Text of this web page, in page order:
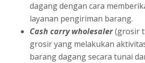
dagang dengan cara
layanan pengiriman barang.
Cash carry wholesaler(grosir
grosir yang melakukan
barang dagang secara tunai